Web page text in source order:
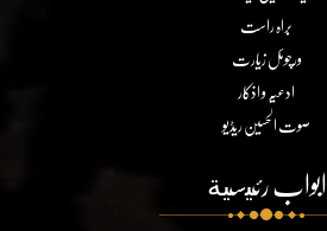
براہ راست
ورچوئل زیارت
ادعیہ و اذکار
صوت الحسین ریڈیو
ابواب رئيسية